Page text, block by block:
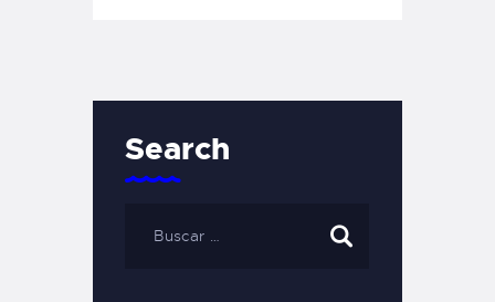
Search